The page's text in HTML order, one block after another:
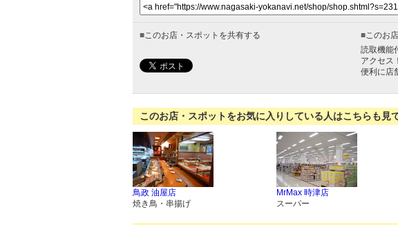
■このお店・スポットを共有する ■このお
読取機能
アクセス！
便利に店
このお店・スポットをお気に入りしている人はこちらも見
鳥政 油屋店
焼き鳥・串揚げ
MrMax 時津店
スーパー